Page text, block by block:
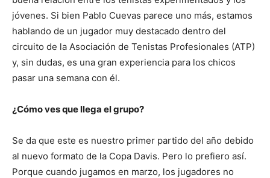
jóvenes. Si bien Pablo Cuevas parece uno más, estamos
hablando de un jugador muy destacado dentro del
circuito de la Asociación de Tenistas Profesionales (ATP)
y, sin dudas, es una gran experiencia para los chicos
pasar una semana con él.
¿Cómo ves que llega el grupo?
Se da que este es nuestro primer partido del año debido
al nuevo formato de la Copa Davis. Pero lo prefiero así.
Porque cuando jugamos en marzo, los jugadores no